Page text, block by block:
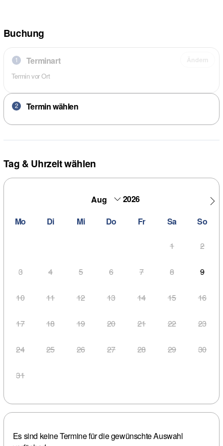
Tag & Uhrzeit wählen
2026
Mo
Di Mi Do Fr Sa So
1 2
3 4 5 6 7 8 9
10 11 12 13 14 15 16
17 18 19 20 21 22 23
24 25 26 27 28 29 30
31
Es sind keine Termine für die gewünschte Auswahl
Buchung
1 Terminart
Termin vor Ort
2 Termin wählen